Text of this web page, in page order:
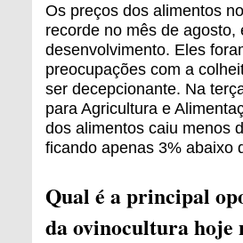
Os preços dos alimentos
recorde no mês de
desenvolvimento. Eles
preocupações com a
ser decepcionante. Na
para Agricultura e
dos alimentos caiu menos
ficando apenas 3% abaixo
Qual é a principal
da ovinocultura hoje